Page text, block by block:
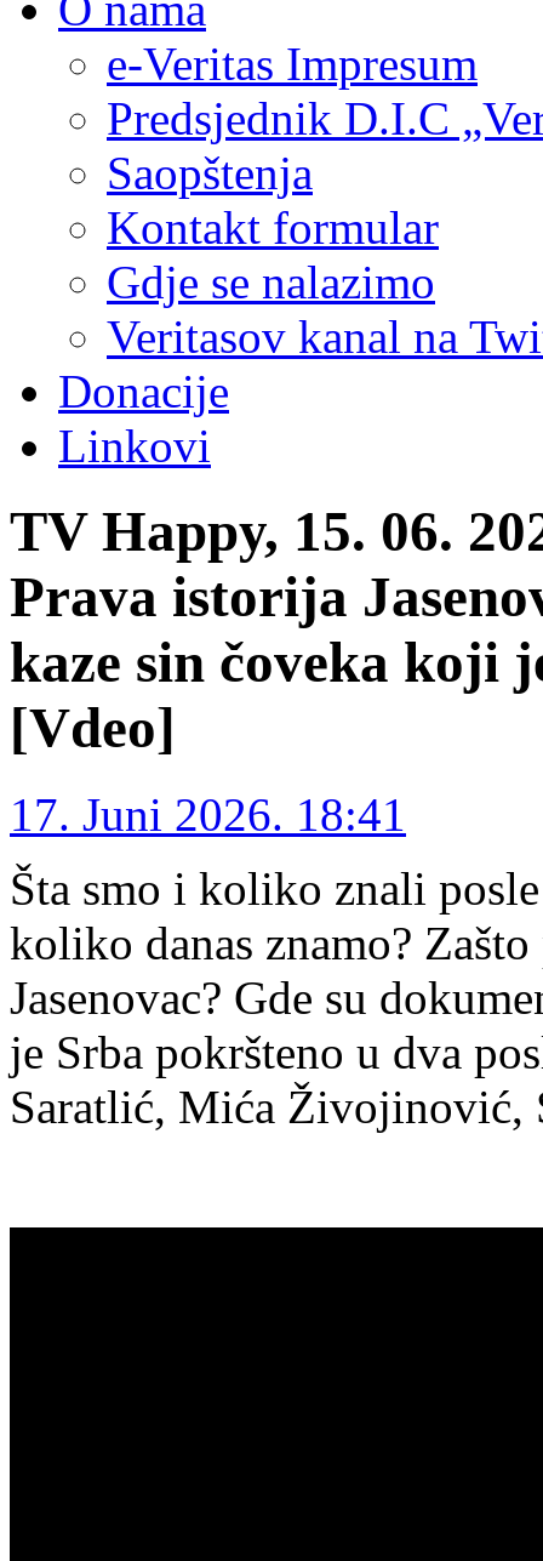
e-Veritas Impresum
Predsjednik D.I.C
Saopštenja
Kontakt formular
Gdje se nalazimo
Veritasov kanal na
Donacije
Linkovi
TV Happy, 15. 06.
Prava istorija
kaze sin čoveka koji
[Vdeo]
17. Juni 2026. 18:41
Šta smo i koliko znali
koliko danas znamo?
Jasenovac? Gde su
je Srba pokršteno u dva
Saratlić, Mića Živojinović,